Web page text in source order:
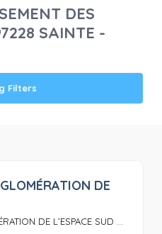
DES
SAINTE -
Filters
0
DE
DE L’ESPACE SUD ...